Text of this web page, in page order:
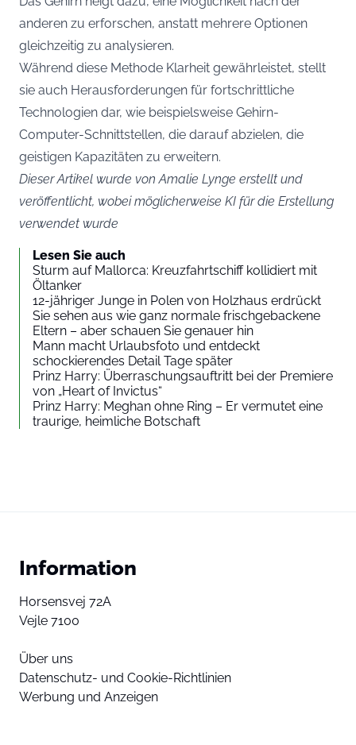
anderen zu erforschen, anstatt mehrere Optionen
gleichzeitig zu analysieren.
Während diese Methode Klarheit gewährleistet, stellt
sie auch Herausforderungen für fortschrittliche
Technologien dar, wie beispielsweise Gehirn-
Computer-Schnittstellen, die darauf abzielen, die
geistigen Kapazitäten zu erweitern.
Dieser Artikel wurde von Amalie Lynge erstellt und
veröffentlicht, wobei möglicherweise KI für die Erstellung
verwendet wurde
Lesen Sie auch
Sturm auf Mallorca: Kreuzfahrtschiff kollidiert mit
Öltanker
12-jähriger Junge in Polen von Holzhaus erdrückt
Sie sehen aus wie ganz normale frischgebackene
Eltern – aber schauen Sie genauer hin
Mann macht Urlaubsfoto und entdeckt
schockierendes Detail Tage später
Prinz Harry: Überraschungsauftritt bei der Premiere
von „Heart of Invictus“
Prinz Harry: Meghan ohne Ring – Er vermutet eine
traurige, heimliche Botschaft
Information
Horsensvej 72A
Vejle 7100
Über uns
Datenschutz- und Cookie-Richtlinien
Werbung und Anzeigen